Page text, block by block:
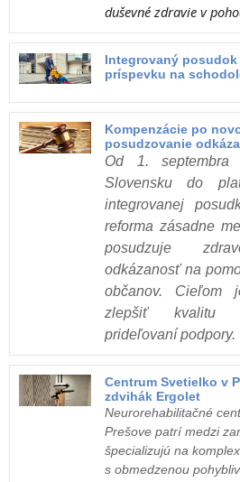
duševné zdravie v
Integrovaný
príspevku na
Kompenzácie po
posudzovanie
Od 1. septembra
Slovensku do
integrovanej
reforma zásadne
posudzuje
odkázanosť na
občanov.
zlepšiť kvalitu
prideľovaní podpory.
Centrum Svetielko v
zdvihák Ergolet
Neurorehabilitačné
Prešove patrí medzi
špecializujú na
s obmedzenou